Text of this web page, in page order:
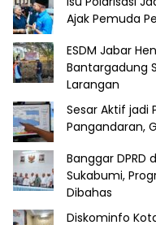
Ajak Pemuda
ESDM Jabar
Bantargadung
Larangan
Sesar Aktif jadi
Pangandaran,
Banggar DPRD
Sukabumi,
Dibahas
Diskominfo